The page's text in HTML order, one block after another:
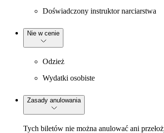
Doświadczony instruktor narciarstwa
Nie w cenie
Odzież
Wydatki osobiste
Zasady anulowania
Tych biletów nie można anulować ani